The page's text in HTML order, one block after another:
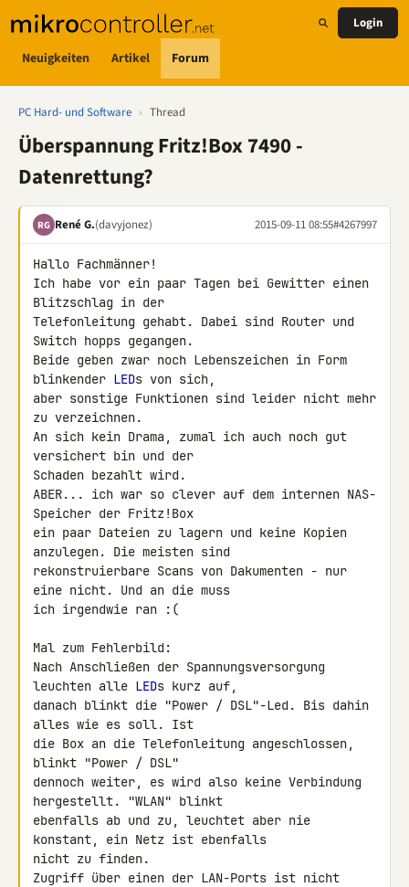
Neuigkeiten Artikel Forum
Login
PC Hard- und Software › Thread
Überspannung Fritz!Box 7490 -
Datenrettung?
RG René G.(davyjonez) 2015-09-11 08:55#4267997
Hallo Fachmänner!
Ich habe vor ein paar Tagen bei Gewitter einen
Blitzschlag in der
Telefonleitung gehabt. Dabei sind Router und
Switch hopps gegangen.
Beide geben zwar noch Lebenszeichen in Form
blinkender LEDs von sich,
aber sonstige Funktionen sind leider nicht mehr
zu verzeichnen.
An sich kein Drama, zumal ich auch noch gut
versichert bin und der
Schaden bezahlt wird.
ABER... ich war so clever auf dem internen NAS-
Speicher der Fritz!Box
ein paar Dateien zu lagern und keine Kopien
anzulegen. Die meisten sind
rekonstruierbare Scans von Dakumenten - nur
eine nicht. Und an die muss
ich irgendwie ran :(
Mal zum Fehlerbild:
Nach Anschließen der Spannungsversorgung
leuchten alle LEDs kurz auf,
danach blinkt die "Power / DSL"-Led. Bis dahin
alles wie es soll. Ist
die Box an die Telefonleitung angeschlossen,
blinkt "Power / DSL"
dennoch weiter, es wird also keine Verbindung
hergestellt. "WLAN" blinkt
ebenfalls ab und zu, leuchtet aber nie
konstant, ein Netz ist ebenfalls
nicht zu finden.
Zugriff über einen der LAN-Ports ist nicht